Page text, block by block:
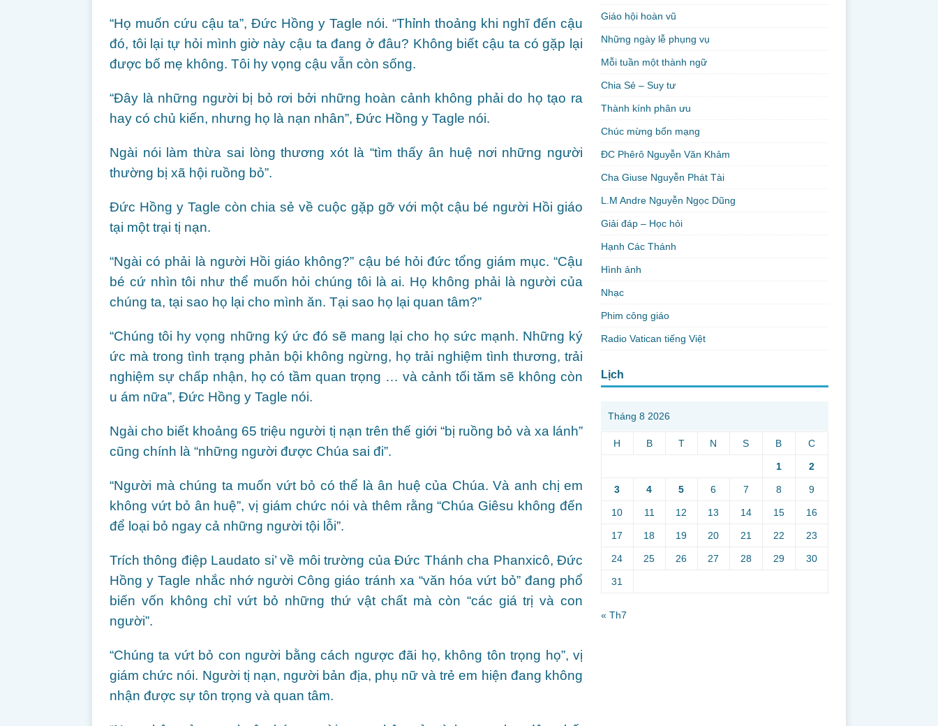
“Họ muốn cứu cậu ta”, Đức Hồng y Tagle nói. “Thỉnh thoảng khi nghĩ đến cậu
đó, tôi lại tự hỏi mình giờ này cậu ta đang ở đâu? Không biết cậu ta có gặp lại
được bố mẹ không. Tôi hy vọng cậu vẫn còn sống.
“Đây là những người bị bỏ rơi bởi những hoàn cảnh không phải do họ tạo ra
hay có chủ kiến, nhưng họ là nạn nhân”, Đức Hồng y Tagle nói.
Ngài nói làm thừa sai lòng thương xót là “tìm thấy ân huệ nơi những người
thường bị xã hội ruồng bỏ”.
Đức Hồng y Tagle còn chia sẻ về cuộc gặp gỡ với một cậu bé người Hồi giáo
tại một trại tị nạn.
“Ngài có phải là người Hồi giáo không?” cậu bé hỏi đức tổng giám mục. “Cậu
bé cứ nhìn tôi như thể muốn hỏi chúng tôi là ai. Họ không phải là người của
chúng ta, tại sao họ lại cho mình ăn. Tại sao họ lại quan tâm?”
“Chúng tôi hy vọng những ký ức đó sẽ mang lại cho họ sức mạnh. Những ký
ức mà trong tình trạng phản bội không ngừng, họ trải nghiệm tình thương, trải
nghiệm sự chấp nhận, họ có tầm quan trọng … và cảnh tối tăm sẽ không còn
u ám nữa”, Đức Hồng y Tagle nói.
Ngài cho biết khoảng 65 triệu người tị nạn trên thế giới “bị ruồng bỏ và xa lánh”
cũng chính là “những người được Chúa sai đi”.
“Người mà chúng ta muốn vứt bỏ có thể là ân huệ của Chúa. Và anh chị em
không vứt bỏ ân huệ”, vị giám chức nói và thêm rằng “Chúa Giêsu không đến
để loại bỏ ngay cả những người tội lỗi”.
Trích thông điệp Laudato si’ về môi trường của Đức Thánh cha Phanxicô, Đức
Hồng y Tagle nhắc nhớ người Công giáo tránh xa “văn hóa vứt bỏ” đang phổ
biến vốn không chỉ vứt bỏ những thứ vật chất mà còn “các giá trị và con
người”.
“Chúng ta vứt bỏ con người bằng cách ngược đãi họ, không tôn trọng họ”, vị
giám chức nói. Người tị nạn, người bản địa, phụ nữ và trẻ em hiện đang không
nhận được sự tôn trọng và quan tâm.
Giáo hội hoàn vũ
Những ngày lễ phụng vụ
Mỗi tuần một thành ngữ
Chia Sẻ – Suy tư
Thành kính phân ưu
Chúc mừng bổn mạng
ĐC Phêrô Nguyễn Văn Khảm
Cha Giuse Nguyễn Phát Tài
L.M Andre Nguyễn Ngọc Dũng
Giải đáp – Học hỏi
Hạnh Các Thánh
Hình ảnh
Nhạc
Phim công giáo
Radio Vatican tiếng Việt
Lịch
Tháng 8 2026
H B T N S B C
1 2
3 4 5 6 7 8 9
10 11 12 13 14 15 16
17 18 19 20 21 22 23
24 25 26 27 28 29 30
31
« Th7